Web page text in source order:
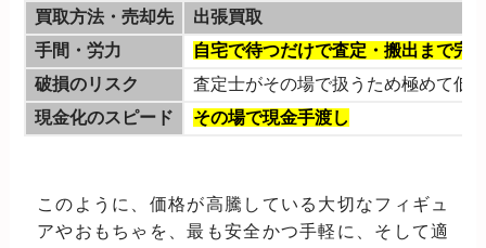
買取方法・売却先
出張買取
手間・労力
自宅で待つだけで査定・搬出まで完
破損のリスク
査定士がその場で扱うため極めて低
現金化のスピード
その場で現金手渡し
このように、価格が高騰している大切なフィギュ
アやおもちゃを、最も安全かつ手軽に、そして適